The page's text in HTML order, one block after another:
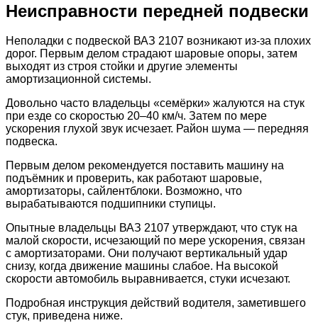
Неисправности передней подвески
Неполадки с подвеской ВАЗ 2107 возникают из-за плохих
дорог. Первым делом страдают шаровые опоры, затем
выходят из строя стойки и другие элементы
амортизационной системы.
Довольно часто владельцы «семёрки» жалуются на стук
при езде со скоростью 20–40 км/ч. Затем по мере
ускорения глухой звук исчезает. Район шума — передняя
подвеска.
Первым делом рекомендуется поставить машину на
подъёмник и проверить, как работают шаровые,
амортизаторы, сайлентблоки. Возможно, что
вырабатываются подшипники ступицы.
Опытные владельцы ВАЗ 2107 утверждают, что стук на
малой скорости, исчезающий по мере ускорения, связан
с амортизаторами. Они получают вертикальный удар
снизу, когда движение машины слабое. На высокой
скорости автомобиль выравнивается, стуки исчезают.
Подробная инструкция действий водителя, заметившего
стук, приведена ниже.